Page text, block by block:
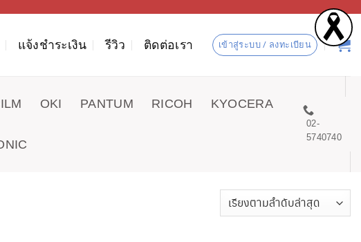
แจ้งชำระเงิน รีวิว ติดต่อเรา เข้าสู่ระบบ / ลงทะเบียน
OKI PANTUM RICOH KYOCERA
02-
5740740